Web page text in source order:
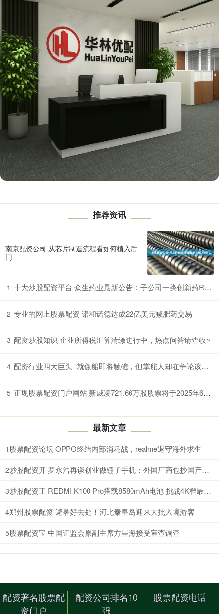
推荐资讯
南京配资公司 从芯片制造流程看如何植入后
门
1 十大炒股配资平台 众生药业最新公告：子公司一类创新药RAY1225注射液两项降糖III期临床试验获伦理批件
2 专业的网上股票配资 诺和诺德达成22亿美元减肥药交易
3 配资炒股知识 企业所得税汇算清缴进行中，热点问答请查收~
4 配资行业四大巨头 “就像船即将触礁，但掌舵人却在争论该往哪个方向转弯”，投资者质疑特朗普减税法案加剧债务_美国国会_联邦赤字
5 正规股票配资门户网站 新威凌721.66万股股票将于2025年6月5日解禁
最新文章
1 股票配资论坛 OPPO终结内部消耗战，realme退守海外求生
2 炒股配资开 罗永浩再谈创业做锤子手机：外国厂商也抄国产手机
3 炒股配资王 REDMI K100 Pro搭载8580mAh电池 挑战4K档最强续航
4郑州股票配资 避暑好去处！河北秦皇岛迎来大批入境游客
5股票配资宝 中国证监会原副主席方星海接受审查调查
配资著名股票配
资门户
配资公司排名10
强
股票配资电话